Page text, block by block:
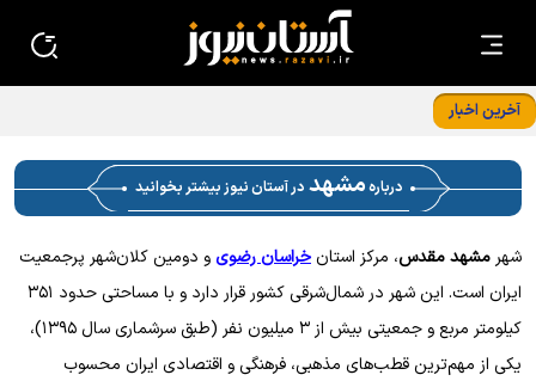
آخرین اخبار
دربارهمشهددر آستان نیوز بیشتر بخوانید
شهر مشهد مقدس، مرکز استانخراسان رضوی و دومین کلان‌شهر پرجمعیت
ایران است. این شهر در شمال‌شرقی کشور قرار دارد و با مساحتی حدود ۳۵۱
کیلومتر مربع و جمعیتی بیش از ۳ میلیون نفر (طبق سرشماری سال ۱۳۹۵)،
یکی از مهم‌ترین قطب‌های مذهبی، فرهنگی و اقتصادی ایران محسوب